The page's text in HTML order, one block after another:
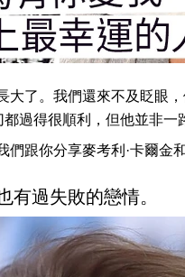
大了。我們還來不及眨眼
過得很順利，但他並非一
跟你分享麥考利·卡爾金
有過失敗的戀情。